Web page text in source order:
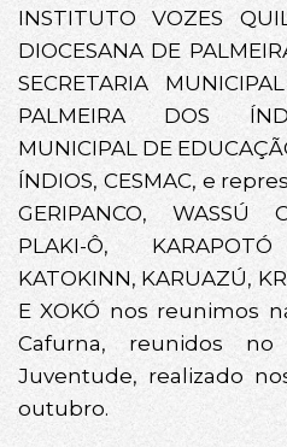
INSTITUTO VOZES
DIOCESANA DE
SECRETARIA
PALMEIRA DOS
MUNICIPAL DE
ÍNDIOS, CESMAC, e
GERIPANCO, WASSÚ
PLAKI-Ô,
KATOKINN, KARUAZÚ,
E XOKÓ nos reunimos
Cafurna, reunidos
Juventude, realizado
outubro.